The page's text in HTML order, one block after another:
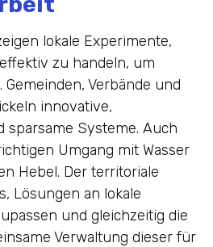
lokale Experimente,
zu handeln, um
Gemeinden, Verbände und
innovative,
sparsame Systeme. Auch
Umgang mit Wasser
Hebel. Der territoriale
Lösungen an lokale
und gleichzeitig die
Verwaltung dieser für